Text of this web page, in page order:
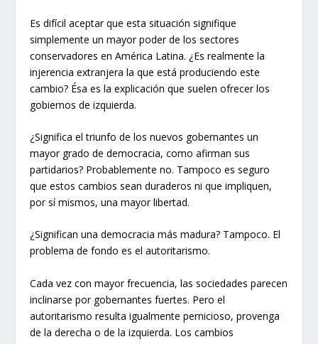
Es difícil aceptar que esta situación signifique
simplemente un mayor poder de los sectores
conservadores en América Latina. ¿Es realmente la
injerencia extranjera la que está produciendo este
cambio? Ésa es la explicación que suelen ofrecer los
gobiernos de izquierda.
¿Significa el triunfo de los nuevos gobernantes un
mayor grado de democracia, como afirman sus
partidarios? Probablemente no. Tampoco es seguro
que estos cambios sean duraderos ni que impliquen,
por sí mismos, una mayor libertad.
¿Significan una democracia más madura? Tampoco. El
problema de fondo es el autoritarismo.
Cada vez con mayor frecuencia, las sociedades parecen
inclinarse por gobernantes fuertes. Pero el
autoritarismo resulta igualmente pernicioso, provenga
de la derecha o de la izquierda. Los cambios